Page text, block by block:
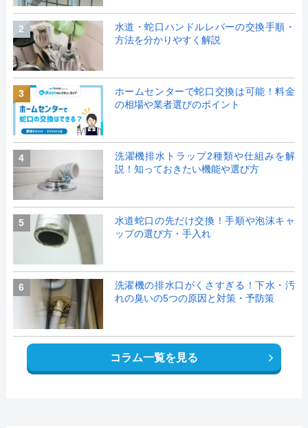
2
水道・蛇口ハンドルレバーの交換手順・
方法を分かりやすく解説
3
ホームセンターで蛇口交換は可能！料金
の相場や業者選びのポイント
4
洗濯機排水トラップ2種類や仕組みを解
説！知っておきたい機能や選び方
5
水道蛇口の先だけ交換！手順や泡沫キャ
ップの選び方・手入れ
6
洗濯機の排水口がくさすぎる！下水・汚
れの臭いの5つの原因と対策・予防策
コラム一覧を見る